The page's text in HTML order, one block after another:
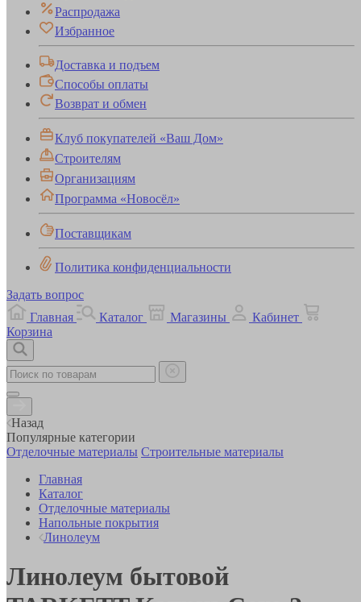
Распродажа
Избранное
Доставка и подъем
Способы оплаты
Возврат и обмен
Клуб покупателей «Ваш Дом»
Строителям
Организациям
Программа «Новосёл»
Поставщикам
Политика конфиденциальности
Задать вопрос
Главная
Каталог Магазины
Кабинет
Корзина
Назад
Популярные категории
Отделочные материалы Строительные материалы
Главная
Каталог
Отделочные материалы
Напольные покрытия
Линолеум
Линолеум бытовой